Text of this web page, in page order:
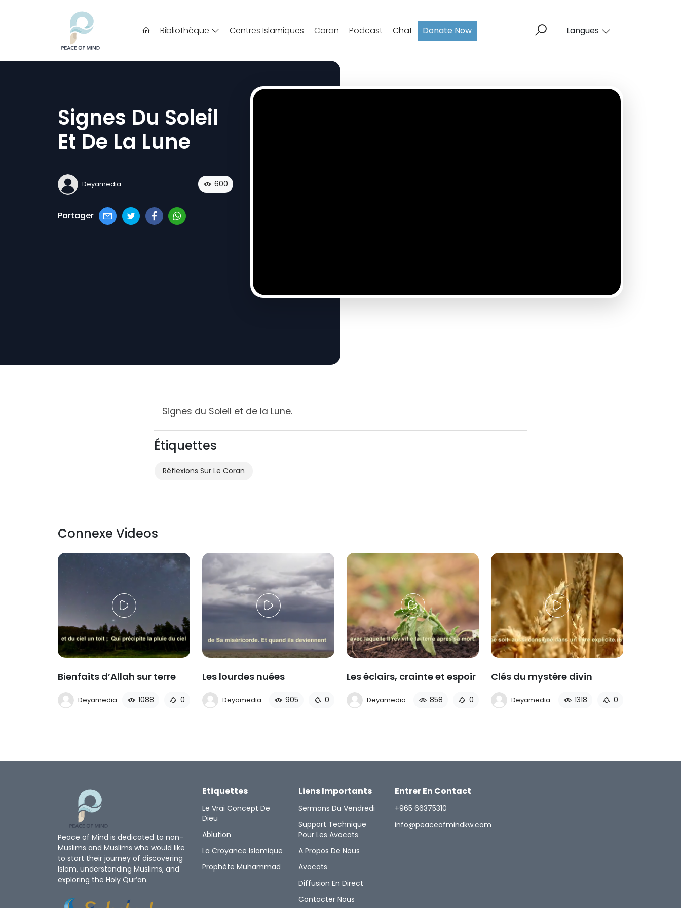
Bibliothèque Centres Islamiques Coran Podcast Chat Donate Now Langues
Signes Du Soleil
Et De La Lune
Deyamedia 600
Partager
Signes du Soleil et de la Lune.
Étiquettes
Réflexions Sur Le Coran
Connexe Videos
Bienfaits d’Allah sur terre
Deyamedia 1088 0
Les lourdes nuées
Deyamedia 905 0
Les éclairs, crainte et espoir
Deyamedia 858 0
Clés du mystère divin
Deyamedia 1318 0
Peace of Mind is dedicated to non-
Muslims and Muslims who would like
to start their journey of discovering
Islam, understanding Muslims, and
exploring the Holy Qur’an.
Etiquettes
Le Vrai Concept De
Dieu
Ablution
La Croyance Islamique
Prophète Muhammad
Liens Importants
Sermons Du Vendredi
Support Technique
Pour Les Avocats
A Propos De Nous
Avocats
Diffusion En Direct
Contacter Nous
Entrer En Contact
+965 66375310
info@peaceofmindkw.com